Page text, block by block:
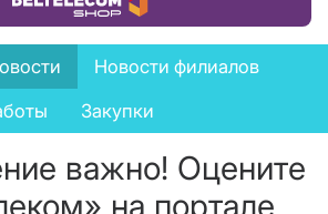
Новости филиалов
Закупки
важно! Оцените
на портале